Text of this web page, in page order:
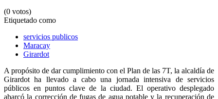
(0 votos)
Etiquetado como
servicios publicos
Maracay
Girardot
A propósito de dar cumplimiento con el Plan de las 7T, la alcaldía de
Girardot ha llevado a cabo una jornada intensiva de servicios
públicos en puntos clave de la ciudad. El operativo desplegado
abarcó la corrección de fugas de agua potable y la recuperación de